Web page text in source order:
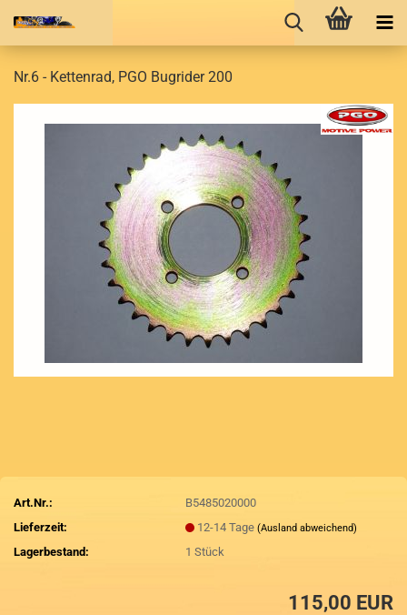
Nr.6 - Kettenrad, PGO Bugrider 200
Art.Nr.:
B5485020000
Lieferzeit:
12-14 Tage(Ausland abweichend)
Lagerbestand: 1Stück
115,00 EUR